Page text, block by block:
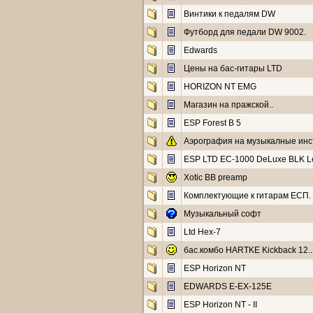
Винтики к педалям DW
Футборд для педали DW 9002.
Edwards
Цены на бас-гитары LTD
HORIZON NT EMG
Магазин на пражской..
ESP Forest B 5
Аэрография на музыкалные
ESP LTD EC-1000 DeLuxe BLK
Xotic BB preamp
Комплектующие к гитарам ЕСП.
Музыкальный софт
Ltd Hex-7
бас.комбо HARTKE Kickback
ESP Horizon NT
EDWARDS E-EX-125E
ESP Horizon NT - II